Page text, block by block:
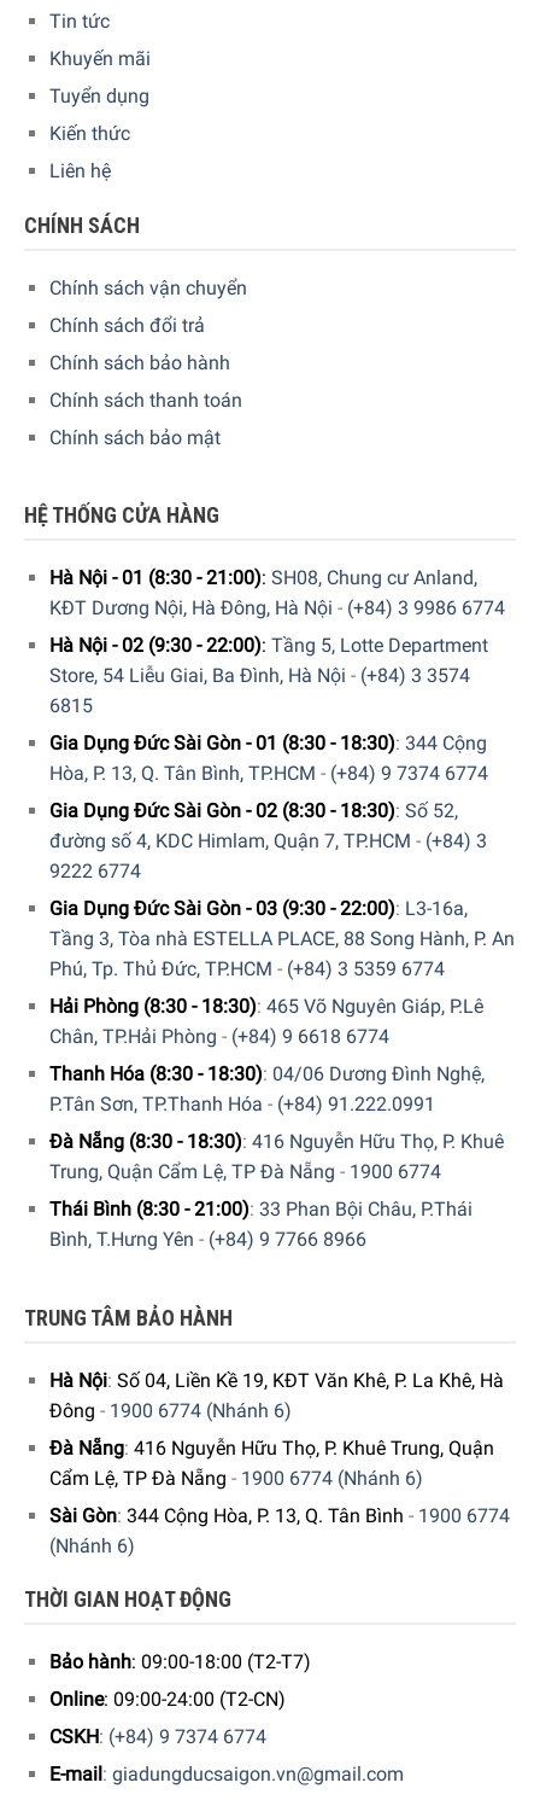
Sau khi sử dụng bàn chải làm sạch vỉ nướng Roesle 25168
xong bạn nên rửa sạch bằng nước ấm và nước tẩy rửa
Để đặt mua sản phẩm, Quý khách hàng vui lòng liên hệ:
Hotline: 1900 6774 hoặc039 222 6774để nhận được
những tư vấn chi tiết và đặt mua sản phẩm.
Hoặc Đặt hàng trực tiếp trên website, Gia Dụng Đức Sài
Gòn sẽ gọi lại để xác nhận đơn hàng với quý khách.
Hoặc Quý khách có thể đến trực tiếp hệ thống
showroom của Gia Dụng Đức Sài Gòn trên toàn quốc để
trải nghiệm sản phẩm này.
GIA DỤNG ĐỨC SÀI GÒN CAM KẾT:>
Giao hàng nhanh chóng toàn quốc.
Hàng đúng nguồn gốc, chính hãng, nhập khẩu Đức &
Ngoài ra, Quý khách có thể tham khảo thêm các sản
phẩmDụng Cụ Tiện Ích khác.
Để phục vụ khách hàng tốt hơn trong việc sử dụng hoặc
Tin tức
Khuyến mãi
Tuyển dụng
Kiến thức
Liên hệ
CHÍNH SÁCH
Chính sách vận chuyển
Chính sách đổi trả
Chính sách bảo hành
Chính sách thanh toán
Chính sách bảo mật
HỆ THỐNG CỬA HÀNG
Hà Nội - 01 (8:30 - 21:00): SH08, Chung cư Anland,
KĐT Dương Nội, Hà Đông, Hà Nội - (+84) 3 9986 6774
Hà Nội - 02 (9:30 - 22:00): Tầng 5, Lotte Department
Store, 54 Liễu Giai, Ba Đình, Hà Nội - (+84) 3 3574
6815
Gia Dụng Đức Sài Gòn - 01 (8:30 - 18:30): 344 Cộng
Hòa, P. 13, Q. Tân Bình, TP.HCM - (+84) 9 7374 6774
Gia Dụng Đức Sài Gòn - 02 (8:30 - 18:30): Số 52,
đường số 4, KDC Himlam, Quận 7, TP.HCM - (+84) 3
9222 6774
Gia Dụng Đức Sài Gòn - 03 (9:30 - 22:00): L3-16a,
Tầng 3, Tòa nhà ESTELLA PLACE, 88 Song Hành, P. An
Phú, Tp. Thủ Đức, TP.HCM - (+84) 3 5359 6774
Hải Phòng (8:30 - 18:30): 465 Võ Nguyên Giáp, P.Lê
Chân, TP.Hải Phòng - (+84) 9 6618 6774
Thanh Hóa (8:30 - 18:30): 04/06 Dương Đình Nghệ,
P.Tân Sơn, TP.Thanh Hóa - (+84) 91.222.0991
Đà Nẵng (8:30 - 18:30): 416 Nguyễn Hữu Thọ, P. Khuê
Trung, Quận Cẩm Lệ, TP Đà Nẵng - 1900 6774
Thái Bình (8:30 - 21:00): 33 Phan Bội Châu, P.Thái
Bình, T.Hưng Yên - (+84) 9 7766 8966
TRUNG TÂM BẢO HÀNH
Hà Nội: Số 04, Liền Kề 19, KĐT Văn Khê, P. La Khê, Hà
Đông - 1900 6774 (Nhánh 6)
Đà Nẵng: 416 Nguyễn Hữu Thọ, P. Khuê Trung, Quận
Cẩm Lệ, TP Đà Nẵng - 1900 6774 (Nhánh 6)
Sài Gòn: 344 Cộng Hòa, P. 13, Q. Tân Bình - 1900 6774
(Nhánh 6)
THỜI GIAN HOẠT ĐỘNG
Bảo hành: 09:00-18:00 (T2-T7)
Online: 09:00-24:00 (T2-CN)
CSKH: (+84) 9 7374 6774
E-mail : giadungducsaigon.vn@gmail.com